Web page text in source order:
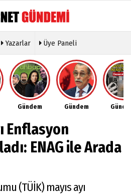
Köşe
Yazarları
Video
Galeri
Foto
Etkinlikler
Künye
İletişim
Çerez
Politikası
Yazarlar Üye Paneli
Gündem Gündem
Enflasyon
ENAG ile Arada
(TÜİK) mayıs ayı